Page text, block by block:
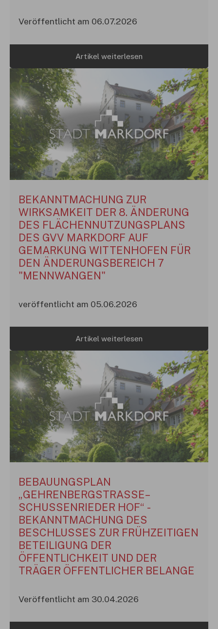
Veröffentlicht am 06.07.2026
Artikel weiterlesen
BEKANNTMACHUNG ZUR
WIRKSAMKEIT DER 8. ÄNDERUNG
DES FLÄCHENNUTZUNGSPLANS
DES GVV MARKDORF AUF
GEMARKUNG WITTENHOFEN FÜR
DEN ÄNDERUNGSBEREICH 7
"MENNWANGEN"
veröffentlicht am 05.06.2026
Artikel weiterlesen
BEBAUUNGSPLAN
„GEHRENBERGSTRASSE–S
CHUSSENRIEDER HOF“ - B
EKANNTMACHUNG DES B
ESCHLUSSES ZUR FRÜHZEITIGEN B
ETEILIGUNG DER Ö
FFENTLICHKEIT UND DER T
RÄGER ÖFFENTLICHER BELANGE
Veröffentlicht am 30.04.2026